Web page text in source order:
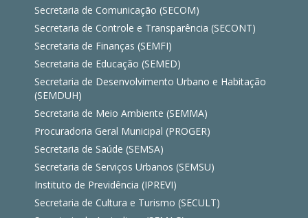
Secretaria de Comunicação (SECOM)
Secretaria de Controle e Transparência (SECONT)
Secretaria de Finanças (SEMFI)
Secretaria de Educação (SEMED)
Secretaria de Desenvolvimento Urbano e Habitação
(SEMDUH)
Secretaria de Meio Ambiente (SEMMA)
Procuradoria Geral Municipal (PROGER)
Secretaria de Saúde (SEMSA)
Secretaria de Serviços Urbanos (SEMSU)
Instituto de Previdência (IPREVI)
Secretaria de Cultura e Turismo (SECULT)